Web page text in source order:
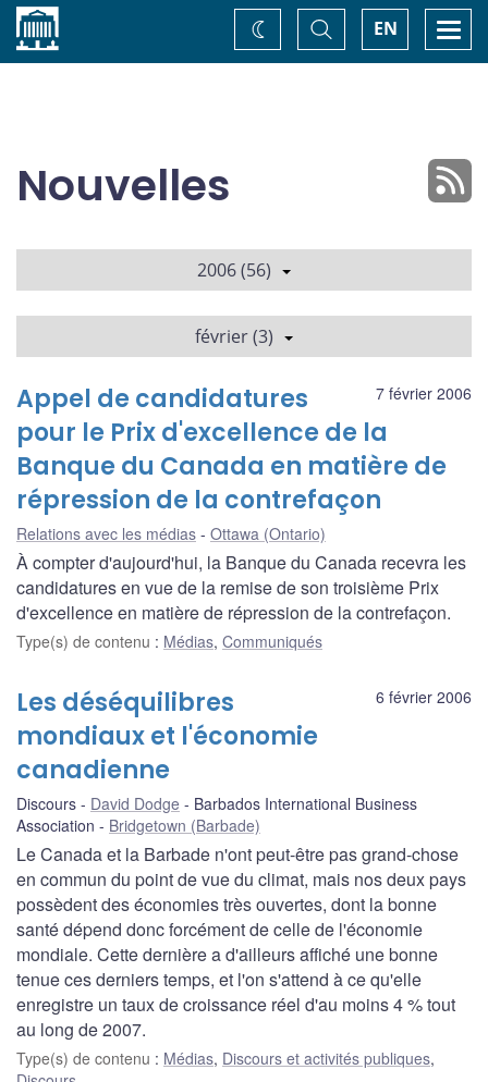
Accueil EN
Basculer
la
recherche
Changez
de
Nouvelles
2006 (56)
février (3)
7 février 2006
Appel de candidatures
pour le Prix d'excellence de la
Banque du Canada en matière de
répression de la contrefaçon
Relations avec les médias Ottawa (Ontario)
À compter d'aujourd'hui, la Banque du Canada recevra les
candidatures en vue de la remise de son troisième Prix
d'excellence en matière de répression de la contrefaçon.
Type(s) de contenu : Médias, Communiqués
6 février 2006
Les déséquilibres
mondiaux et l'économie
canadienne
Discours David Dodge
Barbados International Business
Association
Bridgetown (Barbade)
Le Canada et la Barbade n'ont peut-être pas grand-chose
en commun du point de vue du climat, mais nos deux pays
possèdent des économies très ouvertes, dont la bonne
santé dépend donc forcément de celle de l'économie
mondiale. Cette dernière a d'ailleurs affiché une bonne
tenue ces derniers temps, et l'on s'attend à ce qu'elle
enregistre un taux de croissance réel d'au moins 4 % tout
au long de 2007.
Type(s) de contenu : Médias, Discours et activités publiques,